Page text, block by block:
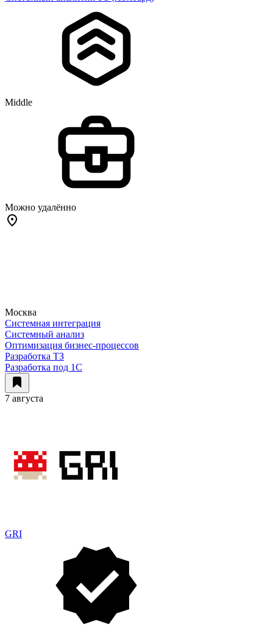
Middle
Можно удалённо
Москва
Системная интеграция
Системный анализ
Оптимизация бизнес-процессов
Разработка ТЗ
Разработка под 1С
7 августа
GRI